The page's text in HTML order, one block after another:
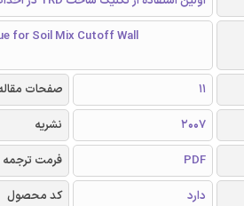
for Soil Mix Cutoff Wall
11 صفحات
2007 نشریه
PDF فرمت ترجمه
دارد کد محصول